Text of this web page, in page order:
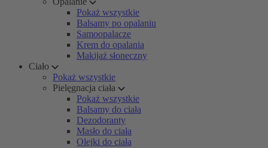
Pokaż wszystkie
Balsamy po opalaniu
Samoopalacze
Krem do opalania
Makijaż słoneczny
Ciało
Pokaż wszystkie
Pielęgnacja ciała
Pokaż wszystkie
Balsamy do ciała
Dezodoranty
Masło do ciała
Olejki do ciała